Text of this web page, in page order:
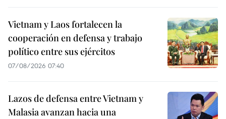
Vietnam y Laos fortalecen la
cooperación en defensa y trabajo
político entre sus ejércitos
07/08/2026 07:40
Lazos de defensa entre Vietnam y
Malasia avanzan hacia una